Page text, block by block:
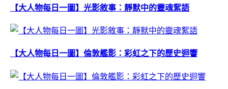
【大人物每日一圖】光影敘事：靜默中的靈魂絮語
【大人物每日一圖】倫敦艦影：彩虹之下的歷史迴響